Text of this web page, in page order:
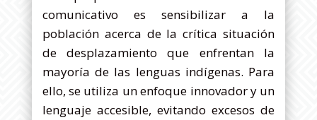
comunicativo es sensibilizar a la
población acerca de la crítica situación
de desplazamiento que enfrentan la
mayoría de las lenguas indígenas. Para
ello, se utiliza un enfoque innovador y un
lenguaje accesible, evitando excesos de